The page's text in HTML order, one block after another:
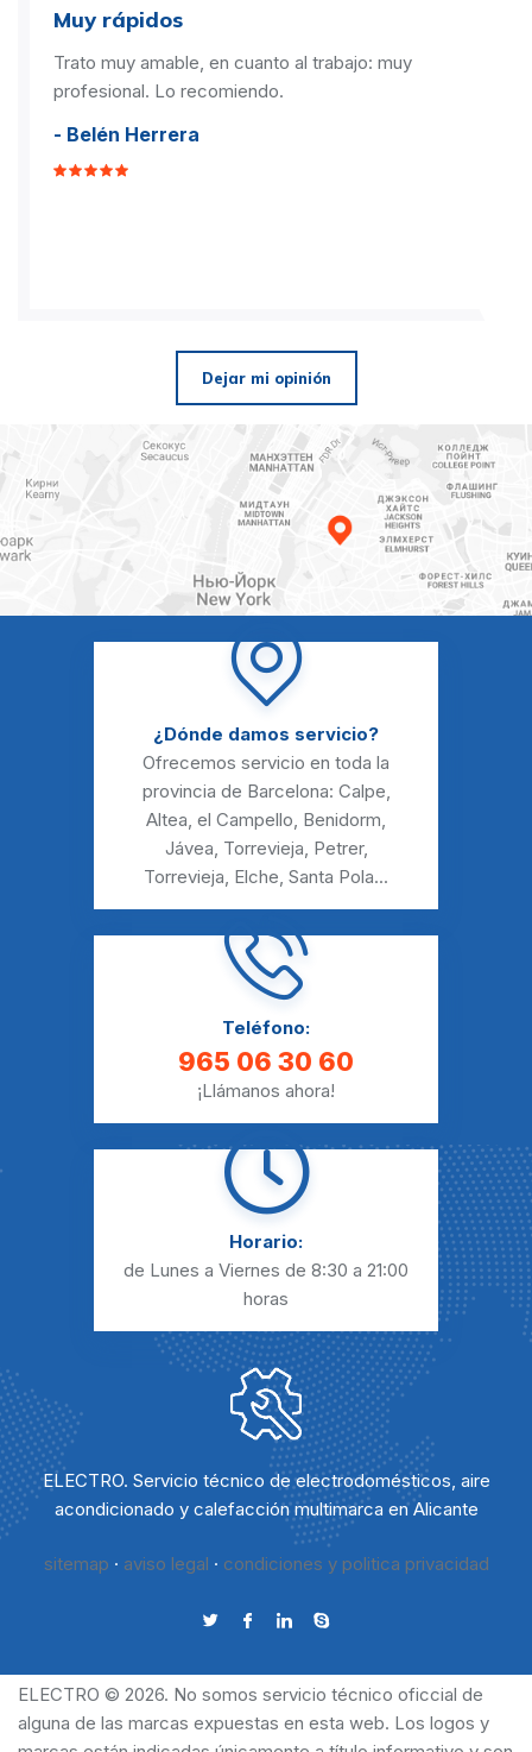
Muy rápidos
Trato muy amable, en cuanto al trabajo: muy
profesional. Lo recomiendo.
- Belén Herrera
Dejar mi opinión
¿Dónde damos servicio?
Ofrecemos servicio en toda la
provincia de Barcelona: Calpe,
Altea, el Campello, Benidorm,
Jávea, Torrevieja, Petrer,
Torrevieja, Elche, Santa Pola...
Teléfono:
965 06 30 60
¡Llámanos ahora!
Horario:
de Lunes a Viernes de 8:30 a 21:00
horas
ELECTRO. Servicio técnico de electrodomésticos, aire
acondicionado y calefacción multimarca en Alicante
sitemap · aviso legal · condiciones y politica privacidad
ELECTRO © 2026. No somos servicio técnico oficcial de
alguna de las marcas expuestas en esta web. Los logos y